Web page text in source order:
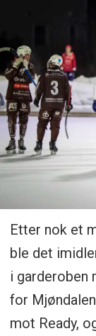
Etter nok et
ble det
i garderoben
for
mot Ready,